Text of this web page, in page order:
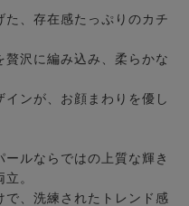
た、存在感たっぷりのカチ
沢に編み込み、柔らかな
ンが、お顔まわりを優し
ルならではの上質な輝き
。
で、洗練されたトレンド感